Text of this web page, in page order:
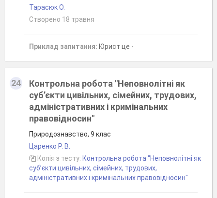
Тарасюк О.
Створено 18 травня
Приклад запитання: Юрист це -
24
Контрольна робота "Неповнолітні як
суб’єкти цивільних, сімейних, трудових,
адміністративних і кримінальних
правовідносин"
Природознавство, 9 клас
Царенко Р. В.
Копія з тесту: Контрольна робота "Неповнолітні як
суб’єкти цивільних, сімейних, трудових,
адміністративних і кримінальних правовідносин"